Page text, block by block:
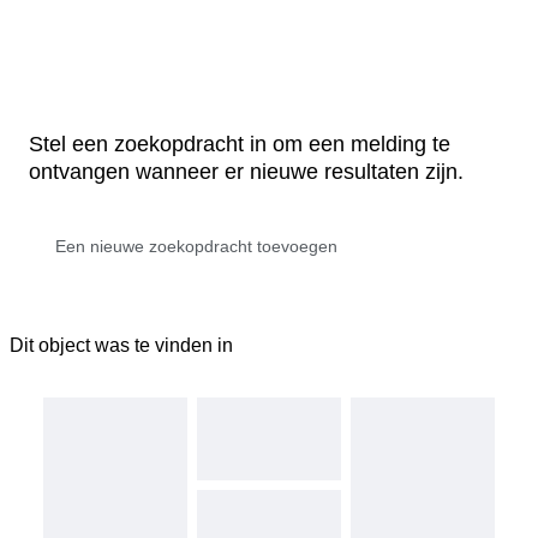
Stel een zoekopdracht in om een melding te
ontvangen wanneer er nieuwe resultaten zijn.
Dit object was te vinden in